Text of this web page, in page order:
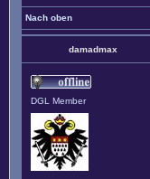
Nach oben
damadmax
DGL Member